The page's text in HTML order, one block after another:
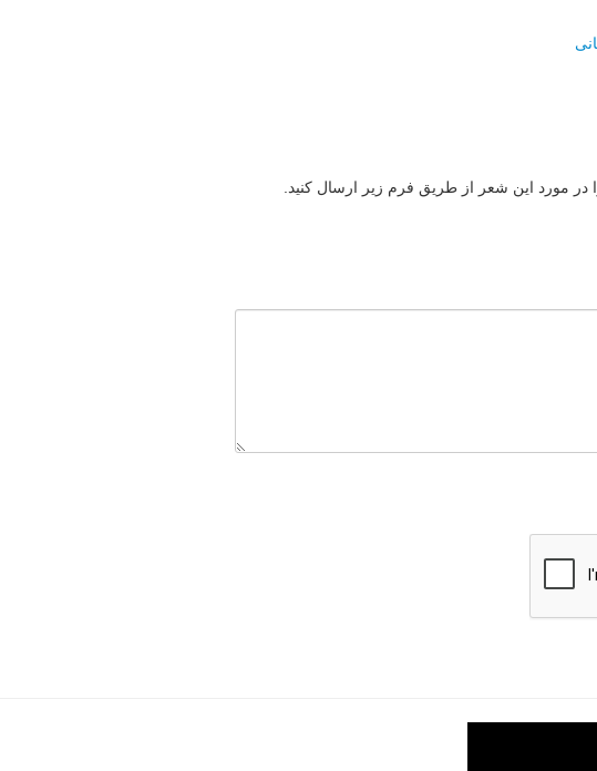
در مورد این شعر از طریق فرم زیر ارسال کنید.